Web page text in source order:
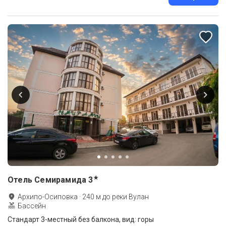
Отель Семирамида 3★
Архипо-Осиповка · 240 м до реки Вулан
Бассейн
Стандарт 3-местный без балкона, вид: горы